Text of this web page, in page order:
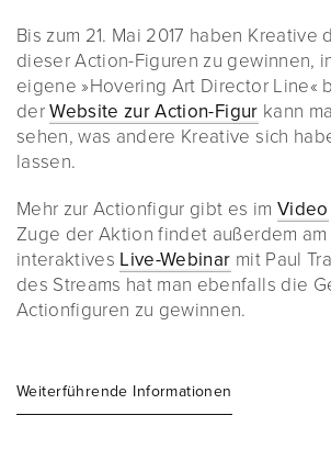
Bis zum 21. Mai 2017 haben Kreative
dieser Action-Figuren zu gewinnen,
eigene »Hovering Art Director Line«
derWebsite zur Action-Figur kann
sehen, was andere Kreative sich
lassen.
Mehr zur Actionfigur gibt es im Video
Zuge der Aktion findet außerdem am
interaktives Live-Webinar mit Paul
des Streams hat man ebenfalls die
Actionfiguren zu gewinnen.
Weiterführende Informationen